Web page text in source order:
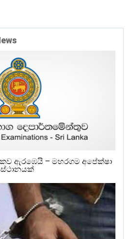
ඇරඹෙයි – මහරගම අපේක්ෂා